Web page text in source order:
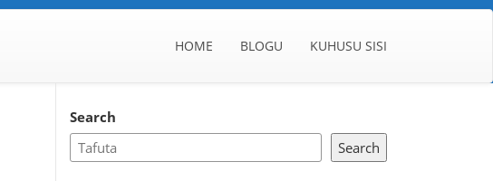
HOME BLOGU KUHUSU SISI
Search
Search